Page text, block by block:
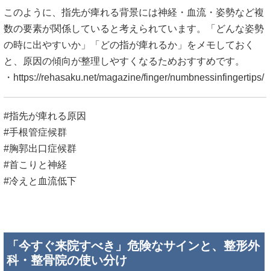
このように、指先が痺れる背景には神経・血流・姿勢など複
数の要素が関係していると考えられています。「どんな姿勢
の時に出やすいか」「どの指が痺れるか」をメモしておく
と、原因の傾向が整理しやすくなるためおすすめです。
・ https://rehasaku.net/magazine/finger/numbnessinfingertips/
#指先が痺れる原因
#手根管症候群
#胸郭出口症候群
#首こりと神経
#冷えと血流低下
「今すぐ来院すべき」危険なサインと、整形外
科・整骨院の使い分け